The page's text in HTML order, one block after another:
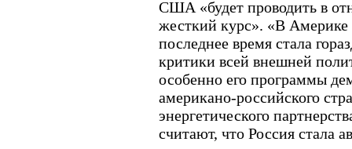
США «будет проводить в
жесткий курс». «В Америке
последнее время стала
критики всей внешней
особенно его программы
американо-российского
энергетического
считают, что Россия стала